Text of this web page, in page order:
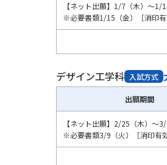
【ネット出願】1/7（木）～1/
※必要書類1/15（金）［消印有
デザイン工学科 入試方式
出願期間
【ネット出願】2/25（木）～3/
※必要書類3/9（火）［消印有効